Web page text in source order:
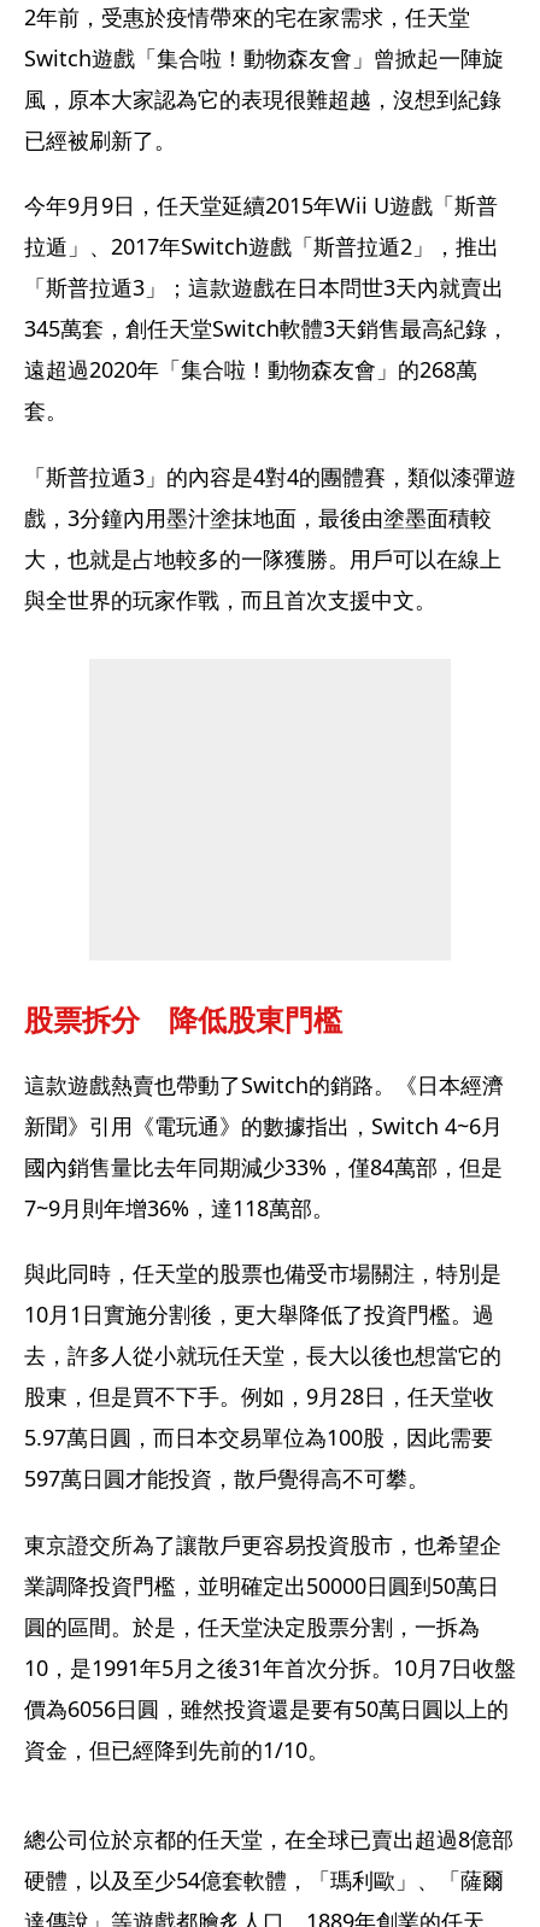
2年前，受惠於疫情帶來的宅在家需求，任天堂
Switch遊戲「集合啦！動物森友會」曾掀起一陣旋
風，原本大家認為它的表現很難超越，沒想到紀錄
已經被刷新了。
今年9月9日，任天堂延續2015年Wii U遊戲「斯普
拉遁」、2017年Switch遊戲「斯普拉遁2」，推出
「斯普拉遁3」；這款遊戲在日本問世3天內就賣出
345萬套，創任天堂Switch軟體3天銷售最高紀錄，
遠超過2020年「集合啦！動物森友會」的268萬
套。
「斯普拉遁3」的內容是4對4的團體賽，類似漆彈遊
戲，3分鐘內用墨汁塗抹地面，最後由塗墨面積較
大，也就是占地較多的一隊獲勝。用戶可以在線上
與全世界的玩家作戰，而且首次支援中文。
股票拆分　降低股東門檻
這款遊戲熱賣也帶動了Switch的銷路。《日本經濟
新聞》引用《電玩通》的數據指出，Switch 4~6月
國內銷售量比去年同期減少33%，僅84萬部，但是
7~9月則年增36%，達118萬部。
與此同時，任天堂的股票也備受市場關注，特別是
10月1日實施分割後，更大舉降低了投資門檻。過
去，許多人從小就玩任天堂，長大以後也想當它的
股東，但是買不下手。例如，9月28日，任天堂收
5.97萬日圓，而日本交易單位為100股，因此需要
597萬日圓才能投資，散戶覺得高不可攀。
東京證交所為了讓散戶更容易投資股市，也希望企
業調降投資門檻，並明確定出50000日圓到50萬日
圓的區間。於是，任天堂決定股票分割，一拆為
10，是1991年5月之後31年首次分拆。10月7日收盤
價為6056日圓，雖然投資還是要有50萬日圓以上的
資金，但已經降到先前的1/10。
總公司位於京都的任天堂，在全球已賣出超過8億部
硬體，以及至少54億套軟體，「瑪利歐」、「薩爾
達傳說」等遊戲都膾炙人口。1889年創業的任天